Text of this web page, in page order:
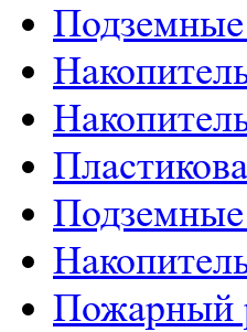
Подземные
Пожарный
РАСЧЕТ СМЕТЫ